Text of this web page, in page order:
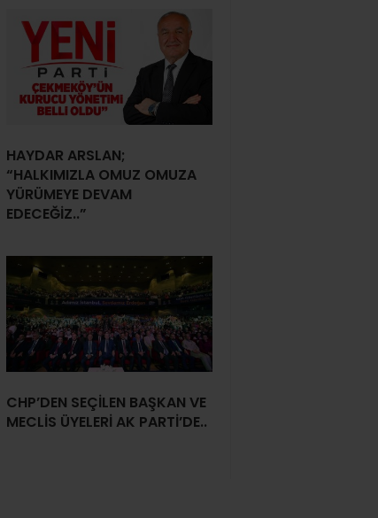
HAYDAR ARSLAN;
“HALKIMIZLA OMUZ OMUZA
YÜRÜMEYE DEVAM
EDECEĞİZ..”
CHP’DEN SEÇİLEN BAŞKAN VE
MECLİS ÜYELERİ AK PARTİ’DE..